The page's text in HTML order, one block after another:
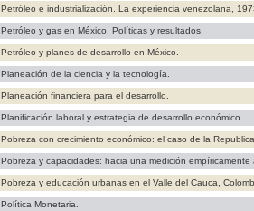
Petróleo e industrialización. La experiencia venezolana,
Petróleo y gas en México. Políticas y resultados.
Petróleo y planes de desarrollo en México.
Planeación de la ciencia y la tecnología.
Planeación financiera para el desarrollo.
Planificación laboral y estrategia de desarrollo económico.
Pobreza con crecimiento económico: el caso de la
Pobreza y capacidades: hacia una medición empíricamente
Pobreza y educación urbanas en el Valle del Cauca,
Política Monetaria.